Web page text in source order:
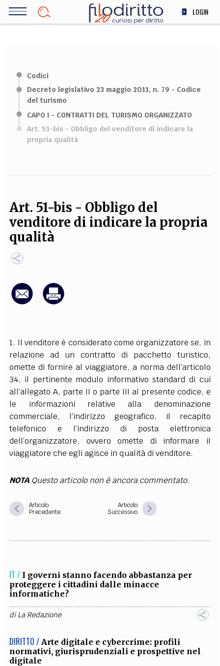
Salta
LOGIN
SCIENZA
INNOVAZIONE
TEAM
FOTOGRAFI
PARTNER COLLABORA CON NOI
Codici
Decreto legislativo 23 maggio 2011, n. 79 - Codice
del turismo
CAPO I - CONTRATTI DEL TURISMO ORGANIZZATO
Art. 51-bis - Obbligo del venditore di indicare la
propria qualità
Art. 51-bis - Obbligo del
venditore di indicare la propria
qualità
1. Il venditore è considerato come organizzatore se, in
relazione ad un contratto di pacchetto turistico,
omette di fornire al viaggiatore, a norma dell’articolo
34, il pertinente modulo informativo standard di cui
all’allegato A, parte II o parte III al presente codice, e
le informazioni relative alla denominazione
commerciale, l’indirizzo geografico, il recapito
telefonico e l’indirizzo di posta elettronica
dell’organizzatore, ovvero omette di informare il
viaggiatore che egli agisce in qualità di venditore.
NOTA Questo articolo non è ancora commentato.
Articolo
Precedente
Articolo
Successivo
IT / I governi stanno facendo abbastanza per
proteggere i cittadini dalle minacce
informatiche?
diLa Redazione
DIRITTO / Arte digitale e cybercrime: profili
normativi, giurisprudenziali e prospettive nel
digitale